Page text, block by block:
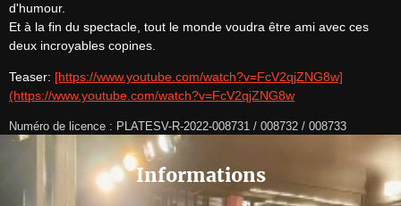
d'humour.
Et à la fin du spectacle, tout le monde voudra être ami avec ces
deux incroyables copines.
Teaser: [https://www.youtube.com/watch?v=FcV2qjZNG8w]
(https://www.youtube.com/watch?v=FcV2qjZNG8w
Numéro de licence : PLATESV-R-2022-008731 / 008732 / 008733
Informations